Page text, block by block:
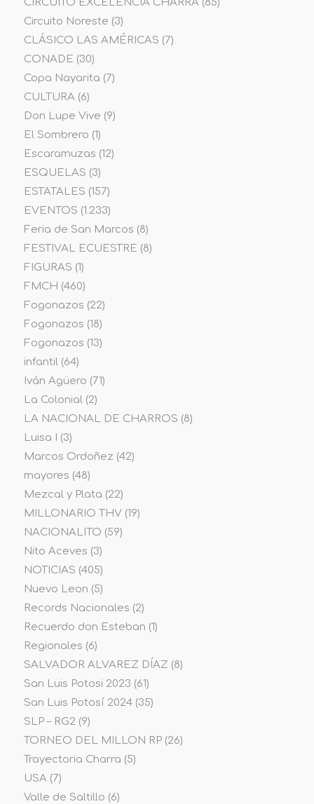
CIRCUITO EXCELENCIA CHARRA(85)
Circuito Noreste (3)
CLÁSICO LAS AMÉRICAS (7)
CONADE (30)
Copa Nayarita (7)
CULTURA(6)
Don Lupe Vive (9)
El Sombrero (1)
Escaramuzas (12)
ESQUELAS (3)
ESTATALES (157)
EVENTOS (1.233)
Feria de San Marcos (8)
FESTIVAL ECUESTRE (8)
FIGURAS (1)
FMCH (460)
Fogonazos (22)
Fogonazos (18)
Fogonazos (13)
infantil(64)
Iván Agüero (71)
La Colonial(2)
LA NACIONAL DE CHARROS (8)
Luisa I
(3)
Marcos Ordoñez (42)
mayores (48)
Mezcal y Plata (22)
MILLONARIO THV(19)
NACIONALITO (59)
Nito Aceves (3)
NOTICIAS (405)
Nuevo Leon (5)
Records Nacionales (2)
Recuerdo don Esteban (1)
Regionales (6)
SALVADOR ALVAREZ DÍAZ (8)
San Luis Potosi 2023 (61)
San Luis Potosí 2024(35)
SLP – RG2 (9)
TORNEO DEL MILLON RP(26)
Trayectoria Charra (5)
USA(7)
Valle de Saltillo (6)